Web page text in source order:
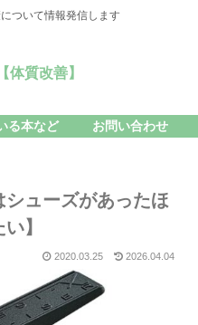
ついて情報発信します
体質改善】
る本など お問い合わせ
ューズがあったほ
】
2020.03.25 2026.04.04